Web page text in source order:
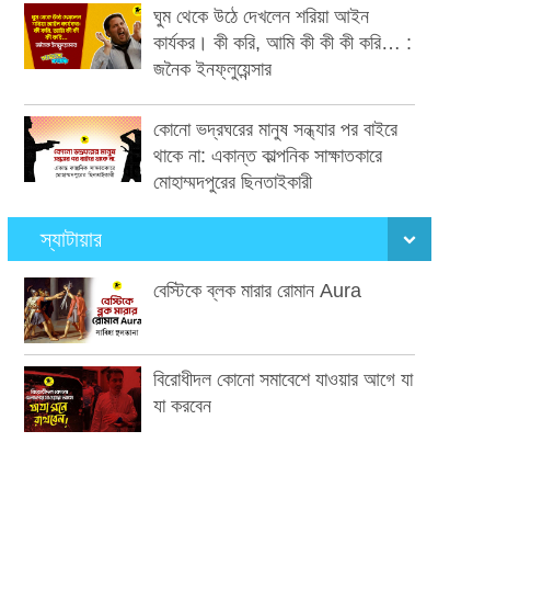
ঘুম থেকে উঠে দেখলেন শরিয়া আইন
কার্যকর। কী করি, আমি কী কী কী করি… :
জনৈক ইনফ্লুয়েন্সার
কোনো ভদ্রঘরের মানুষ সন্ধ্যার পর বাইরে
থাকে না: একান্ত কাল্পনিক সাক্ষাতকারে
মোহাম্মদপুরের ছিনতাইকারী
স্যাটায়ার
বেস্টিকে ব্লক মারার রোমান Aura
বিরোধীদল কোনো সমাবেশে যাওয়ার আগে যা
যা করবেন